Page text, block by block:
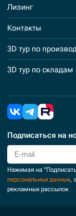
Лизинг
Контакты
3D тур по
3D тур по складам
Подписаться на
Нажимая на
персональных данных,
рекламных рассылок